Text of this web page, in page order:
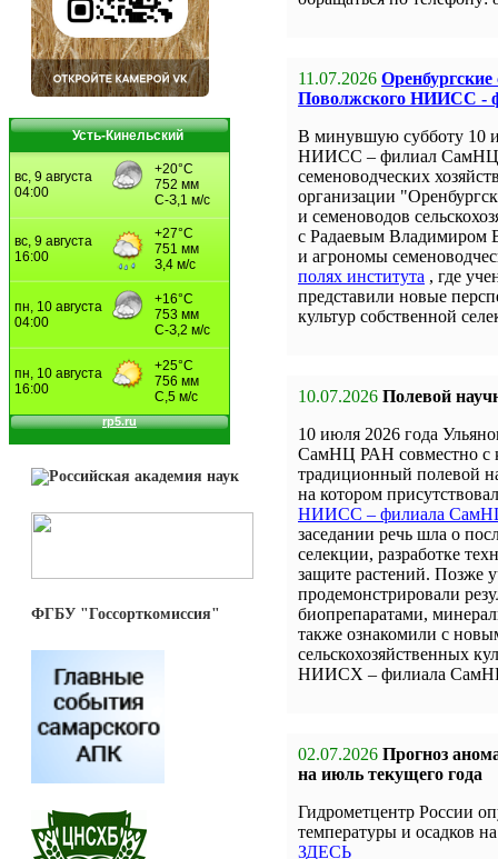
Усть-Кинельский
ФГБУ "Госсорткомиссия"
11.07.2026
Поволжского НИИСС -
В минувшую субботу 10
НИИСС – филиал СамНЦ
семеноводческих
организации
и семеноводов
с Радаевым Владимиром
и агрономы
полях института , где
представили новые
культур собственной
10.07.2026 Полевой
10 июля 2026 года
СамНЦ РАН совместно с
традиционный полевой
на котором
НИИСС – филиала
заседании речь шла о
селекции, разработке
защите растений. Позже
продемонстрировали
биопрепаратами,
также ознакомили с
сельскохозяйственных
НИИСХ – филиала
02.07.2026 Прогноз
на июль текущего года
Гидрометцентр России
температуры и осадков
ЗДЕСЬ